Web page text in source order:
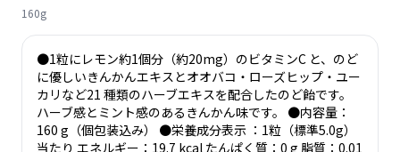
160g
●1粒にレモン約1個分（約20mg）のビタミンC と、のど
に優しいきんかんエキスとオオバコ・ローズヒップ・ユー
カリなど21 種類のハーブエキスを配合したのど飴です。
ハーブ感とミント感のあるきんかん味です。 ●内容量：
160 g（個包装込み） ●栄養成分表示 ：1粒（標準5.0g）
当たり エネルギー：19.7 kcal たんぱく質：0 g 脂質：0.01